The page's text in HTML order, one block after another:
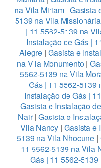
na Vila Miriam | Gasista
5139 na Vila Missionária
| 11 5562-5139 na
Instalação de Gás |
Alegre| Gasista e
na Vila Monumento|
5562-5139 na Vila
Gás | 11 5562-5139
Instalação de Gás |
Gasista e Instalação
Nair| Gasista e
Vila Nancy | Gasista e
5139 na Vila Nhocune |
11 5562-5139 na Vila
Gás | 11 5562-